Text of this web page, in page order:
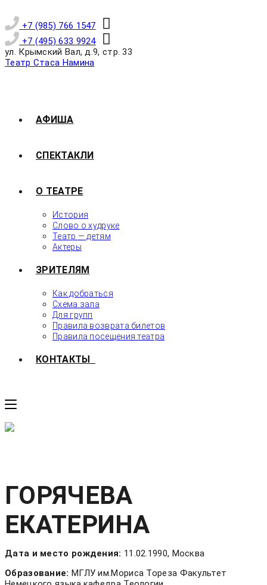
+7 (985) 766 1547
+7 (495) 633 9924
ул. Крымский Вал, д.9, стр. 33
Театр Стаса Намина
АФИША
СПЕКТАКЛИ
О ТЕАТРЕ
История
Слово о худруке
Театр — детям
Актеры
ЗРИТЕЛЯМ
Как добраться
Схема зала
Для групп
Правила возврата билетов
Правила посещения театра
КОНТАКТЫ
ГОРЯЧЕВА
ЕКАТЕРИНА
Дата и место рождения: 11.02.1990, Москва
Образование: МГЛУ им.Мориса Тореза Факультет